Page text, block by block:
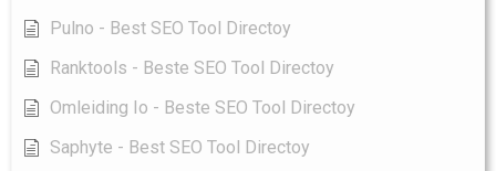
Pulno - Best SEO Tool Directoy
Ranktools - Beste SEO Tool Directoy
Omleiding Io - Beste SEO Tool Directoy
Saphyte - Best SEO Tool Directoy